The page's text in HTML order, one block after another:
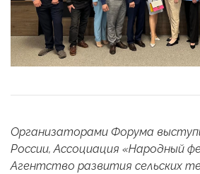
Организаторами Форума
России, Ассоциация «Народный
Агентство развития сельских